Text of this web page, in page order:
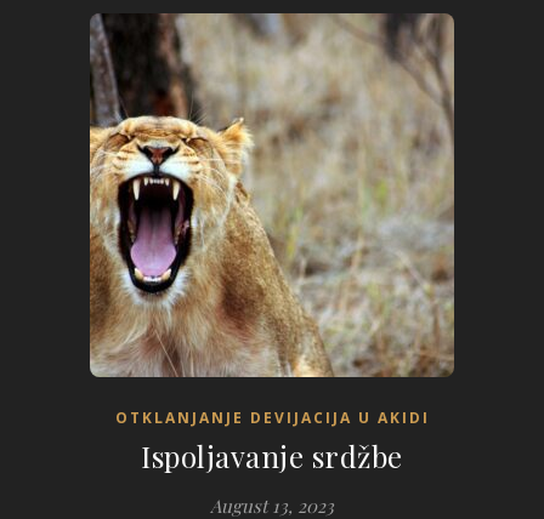
OTKLANJANJE DEVIJACIJA U AKIDI
Ispoljavanje srdžbe
August 13, 2023